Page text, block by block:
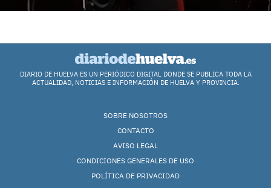
DIARIO DE HUELVA ES UN PERIÓDICO DIGITAL DONDE SE PUBLICA TODA LA
ACTUALIDAD, NOTICIAS E INFORMACIÓN DE HUELVA Y PROVINCIA.
SOBRE NOSOTROS
CONTACTO
AVISO LEGAL
CONDICIONES GENERALES DE USO
POLÍTICA DE PRIVACIDAD